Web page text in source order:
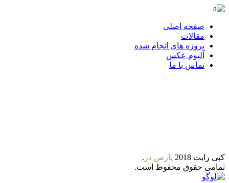
صفحه اصلی
مقالات
پروژه های انجام شده
آلبوم عکس
تماس با ما
کپی رایت 2018 پارس‌ در .
تمامی حقوق محفوظ است.